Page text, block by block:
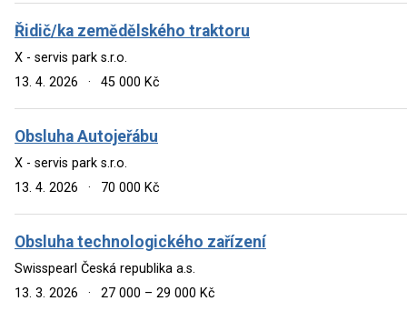
Řidič/ka zemědělského traktoru
X - servis park s.r.o.
13. 4. 2026
· 45 000 Kč
Obsluha Autojeřábu
X - servis park s.r.o.
13. 4. 2026
· 70 000 Kč
Obsluha technologického zařízení
Swisspearl Česká republika a.s.
13. 3. 2026
· 27 000 – 29 000 Kč